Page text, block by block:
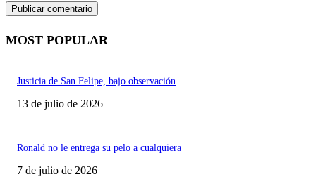
MOST POPULAR
Justicia de San Felipe, bajo observación
13 de julio de 2026
Ronald no le entrega su pelo a cualquiera
7 de julio de 2026